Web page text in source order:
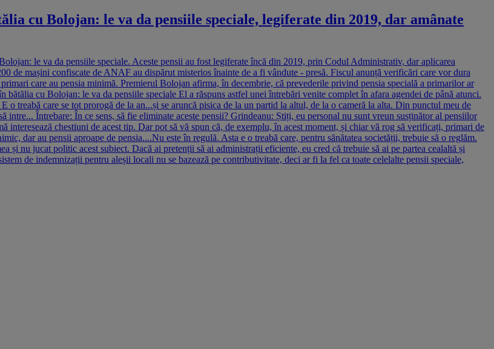
cu Bolojan: le va da pensiile speciale, legiferate din 2019, dar amânate
le va da pensiile speciale. Aceste pensii au fost legiferate încă din 2019, prin Codul Administrativ, dar aplicarea
de mașini confiscate de ANAF au dispărut misterios înainte de a fi vândute - presă. Fiscul anunță verificări care vor dura
care au pensia minimă. Premierul Bolojan afirma, în decembrie, că prevederile privind pensia specială a primarilor ar
cu Bolojan: le va da pensiile speciale El a răspuns astfel unei întrebări venite complet în afara agendei de până atunci.
o treabă care se tot prorogă de la an...și se aruncă pisica de la un partid la altul, de la o cameră la alta. Din punctul meu de
intre... Întrebare: În ce sens, să fie eliminate aceste pensii? Grindeanu: Știți, eu personal nu sunt vreun susținător al pensiilor
interesează chestiuni de acest tip. Dar pot să vă spun că, de exemplu, în acest moment, și chiar vă rog să verificați, primari de
dar au pensii aproape de pensia....Nu este în regulă. Asta e o treabă care, pentru sănătatea societății, trebuie să o reglăm.
și nu jucat politic acest subiect. Dacă ai pretenții să ai administrații eficiente, eu cred că trebuie să ai pe partea cealaltă și
de indemnizații pentru aleșii locali nu se bazează pe contributivitate, deci ar fi la fel ca toate celelalte pensii speciale,